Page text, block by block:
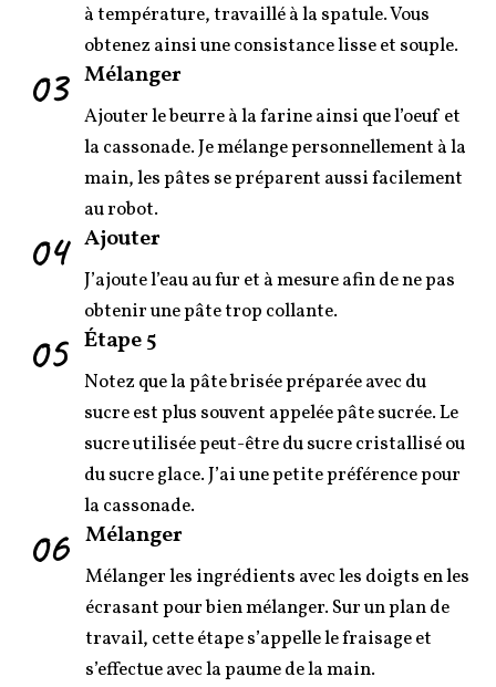
à température, travaillé à la spatule. Vous
obtenez ainsi une consistance lisse et souple.
03 Mélanger
Ajouter le beurre à la farine ainsi que l’oeuf et
la cassonade. Je mélange personnellement à la
main, les pâtes se préparent aussi facilement
au robot.
04 Ajouter
J’ajoute l’eau au fur et à mesure afin de ne pas
obtenir une pâte trop collante.
05 Étape 5
Notez que la pâte brisée préparée avec du
sucre est plus souvent appelée pâte sucrée. Le
sucre utilisée peut-être du sucre cristallisé ou
du sucre glace. J’ai une petite préférence pour
la cassonade.
06 Mélanger
Mélanger les ingrédients avec les doigts en les
écrasant pour bien mélanger. Sur un plan de
travail, cette étape s’appelle le fraisage et
s’effectue avec la paume de la main.